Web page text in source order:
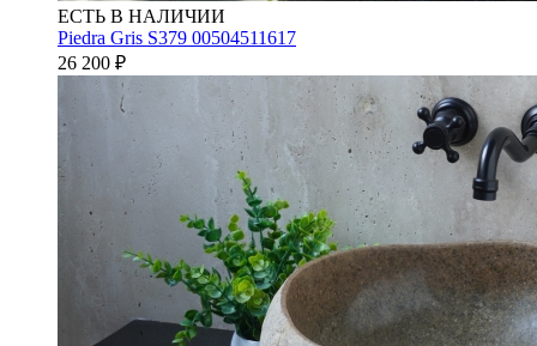
ЕСТЬ В НАЛИЧИИ
Piedra Gris S379 00504511617
26 200 ₽